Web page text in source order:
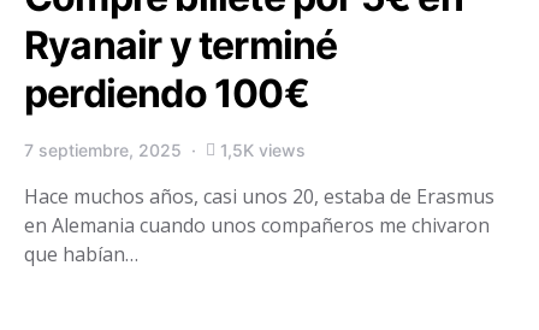
Ryanair y terminé
perdiendo 100€
7 septiembre, 2025 1,5K views
Hace muchos años, casi unos 20, estaba de Erasmus
en Alemania cuando unos compañeros me chivaron
que habían…